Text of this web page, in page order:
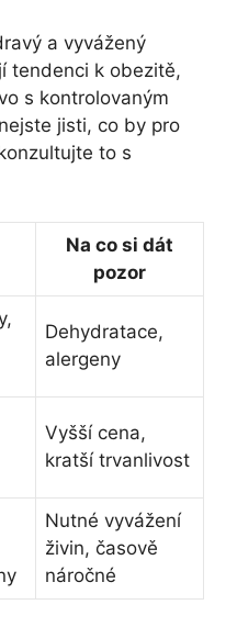
a vyvážený
tendenci k obezitě,
s kontrolovaným
jisti, co by pro
to s
Na co si dát
pozor
Dehydratace,
alergeny
Vyšší cena,
kratší trvanlivost
Nutné vyvážení
živin, časově
náročné